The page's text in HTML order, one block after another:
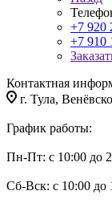
+7 920
+7 910
Контактная
г. Тула,
График работы:
Пн-Пт: с 10:00 до
Сб-Вск: с 10:00 до